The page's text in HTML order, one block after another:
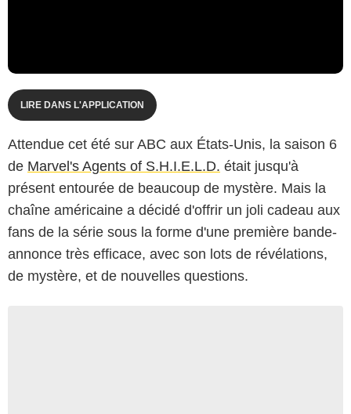
LIRE DANS L'APPLICATION
Attendue cet été sur ABC aux États-Unis, la saison 6
de Marvel's Agents of S.H.I.E.L.D. était jusqu'à
présent entourée de beaucoup de mystère. Mais la
chaîne américaine a décidé d'offrir un joli cadeau aux
fans de la série sous la forme d'une première bande-
annonce très efficace, avec son lots de révélations,
de mystère, et de nouvelles questions.